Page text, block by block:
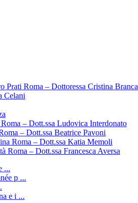
Prati Roma – Dottoressa Cristina Branca
Celani
– Dott.ssa Ludovica Interdonato
– Dott.ssa Beatrice Pavoni
Roma – Dott.ssa Katia Memoli
Roma – Dott.ssa Francesca Aversa
...
p ...
e i ...